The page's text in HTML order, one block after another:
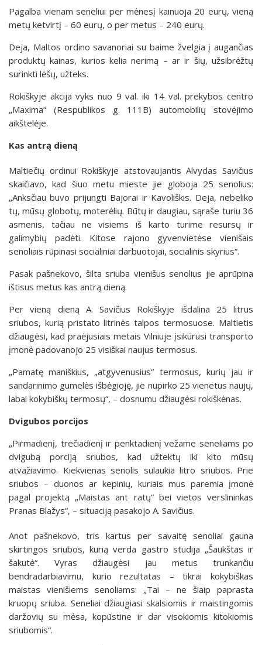
Pagalba vienam seneliui per mėnesį kainuoja 20 eurų, vieną
metų ketvirtį – 60 eurų, o per metus – 240 eurų.
Deja, Maltos ordino savanoriai su baime žvelgia į augančias
produktų kainas, kurios kelia nerimą – ar ir šių, užsibrėžtų
surinkti lėšų, užteks.
Rokiškyje akcija vyks nuo 9 val. iki 14 val. prekybos centro
„Maxima“ (Respublikos g. 111B) automobilių stovėjimo
aikštelėje.
Kas antrą dieną
Maltiečių ordinui Rokiškyje atstovaujantis Alvydas Savičius
skaičiavo, kad šiuo metu mieste jie globoja 25 senolius:
„Anksčiau buvo prijungti Bajorai ir Kavoliškis. Deja, nebeliko
tų, mūsų globotų, moterėlių. Būtų ir daugiau, sąraše turiu 36
asmenis, tačiau ne visiems iš karto turime resursų ir
galimybių padėti. Kitose rajono gyvenvietėse vienišais
senoliais rūpinasi socialiniai darbuotojai, socialinis skyrius“.
Pasak pašnekovo, šilta sriuba vienišus senolius jie aprūpina
ištisus metus kas antrą dieną.
Per vieną dieną A. Savičius Rokiškyje išdalina 25 litrus
sriubos, kurią pristato litrinės talpos termosuose. Maltietis
džiaugėsi, kad praėjusiais metais Vilniuje įsikūrusi transporto
įmonė padovanojo 25 visiškai naujus termosus.
„Pamatę maniškius, „atgyvenusius“ termosus, kurių jau ir
sandarinimo gumelės išbėgioję, jie nupirko 25 vienetus naujų,
labai kokybiškų termosų“, – dosnumu džiaugėsi rokiškėnas.
Dvigubos porcijos
„Pirmadienį, trečiadienį ir penktadienį vežame seneliams po
dvigubą porciją sriubos, kad užtektų iki kito mūsų
atvažiavimo. Kiekvienas senolis sulaukia litro sriubos. Prie
sriubos – duonos ar kepinių, kuriais mus paremia įmonė
pagal projektą „Maistas ant ratų“ bei vietos verslininkas
Pranas Blažys“, – situaciją pasakojo A. Savičius.
Anot pašnekovo, tris kartus per savaitę senoliai gauna
skirtingos sriubos, kurią verda gastro studija „Šaukštas ir
šakutė“. Vyras džiaugėsi jau metus trunkančiu
bendradarbiavimu, kurio rezultatas – tikrai kokybiškas
maistas vienišiems senoliams: „Tai – ne šiaip paprasta
kruopų sriuba. Seneliai džiaugiasi skalsiomis ir maistingomis
daržovių su mėsa, kopūstine ir dar visokiomis kitokiomis
sriubomis“.